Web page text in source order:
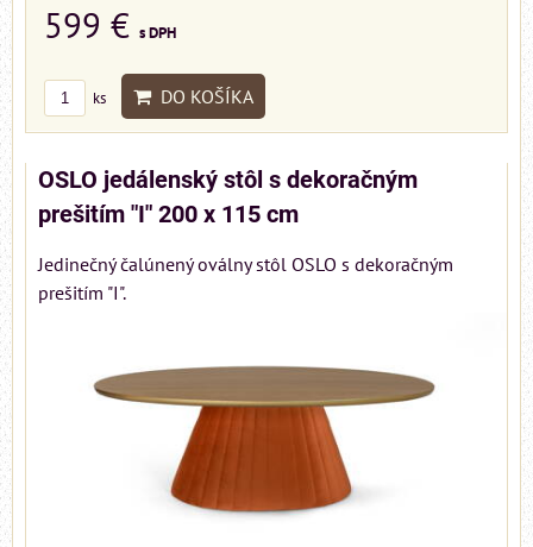
599 € s DPH
ks DO KOŠÍKA
OSLO jedálenský stôl s dekoračným
prešitím "I" 200 x 115 cm
Jedinečný čalúnený oválny stôl OSLO s dekoračným
prešitím "I".